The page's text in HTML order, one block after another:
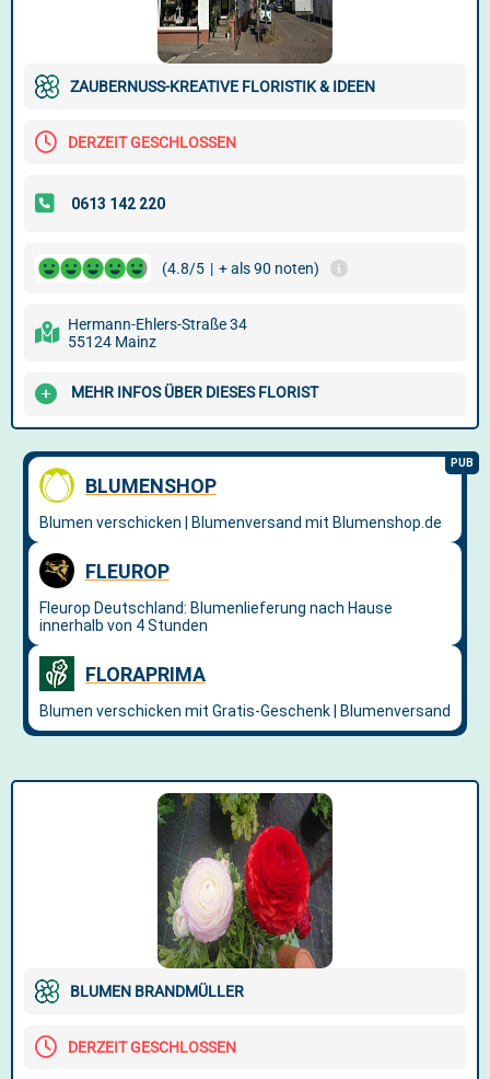
ZAUBERNUSS-KREATIVE FLORISTIK & IDEEN
DERZEIT GESCHLOSSEN
(4.8/5 | + als 90 noten)
Hermann-Ehlers-Straße 34
55124 Mainz
MEHR INFOS ÜBER DIESES FLORIST
BLUMEN BRANDMÜLLER
DERZEIT GESCHLOSSEN